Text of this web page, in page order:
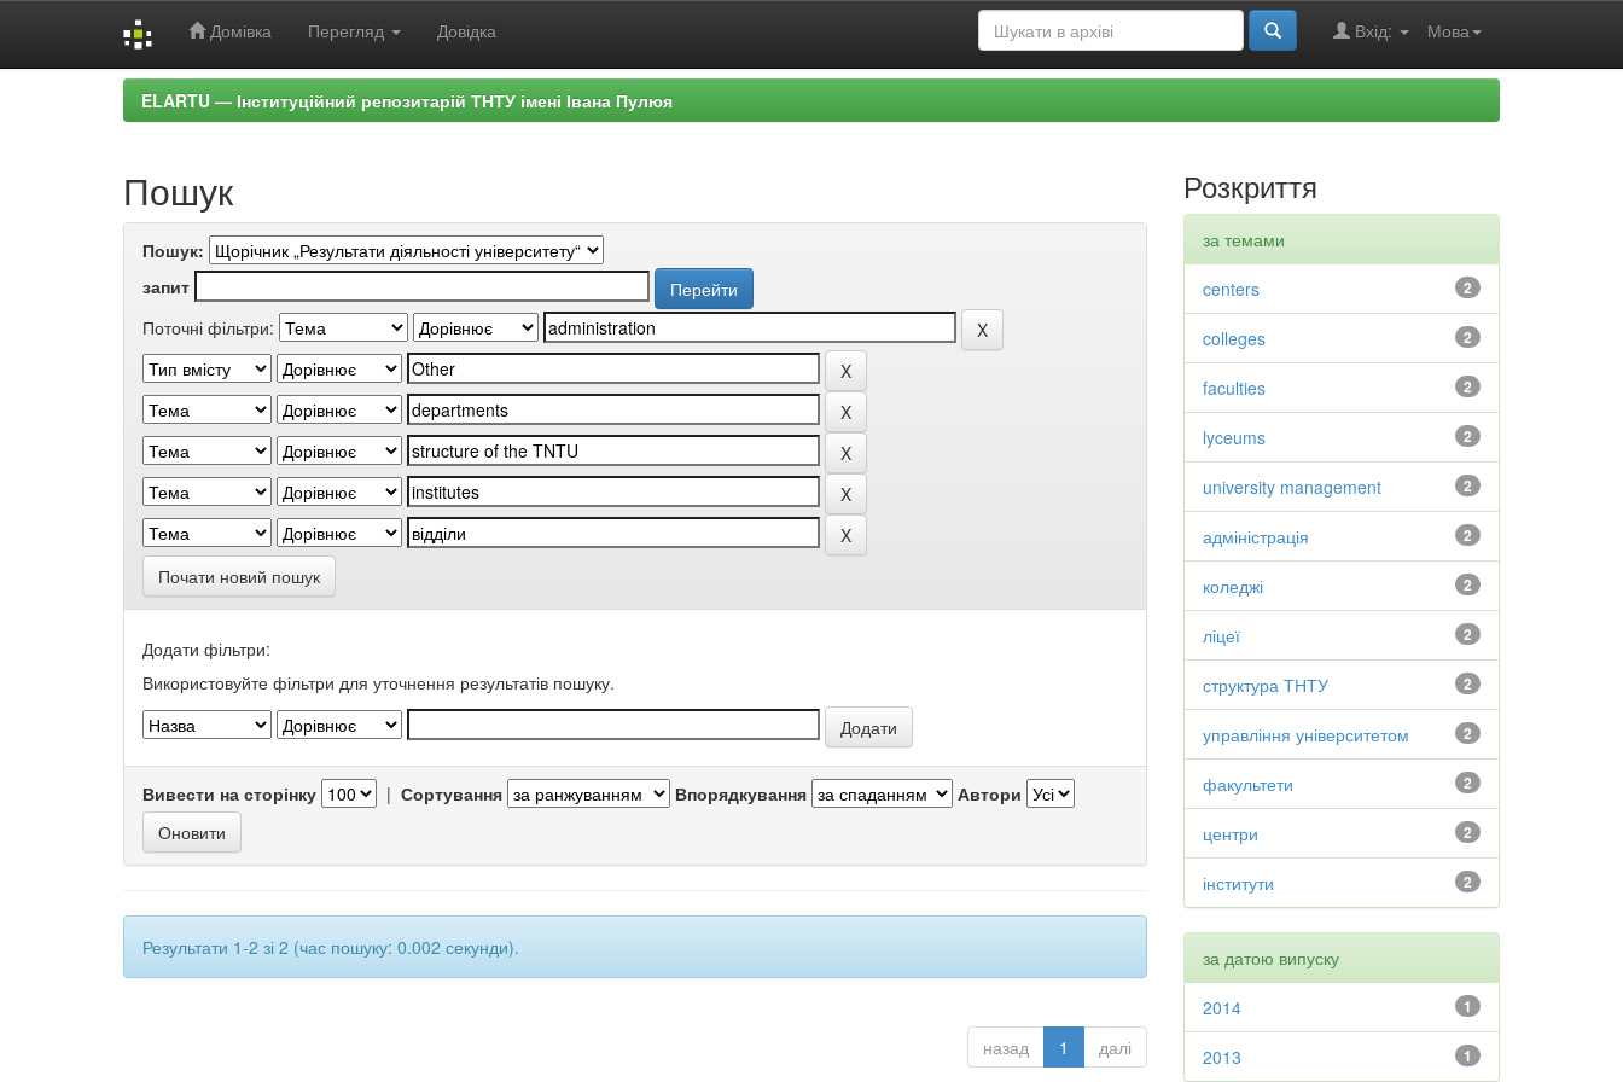
Домівка Перегляд Довідка Мова
Вхід:
ELARTU — Інституційний репозитарій ТНТУ імені Івана Пулюя
Пошук
Пошук:
запит
Поточні фільтри:
Почати новий пошук
Додати фільтри:
Використовуйте фільтри для уточнення результатів пошуку.
Вивести на сторінку | Сортування Впорядкування Автори
Результати 1-2 зі 2 (час пошуку: 0.002 секунди).
назад 1 далі
Розкриття
за темами
2
centers
2
colleges
2
faculties
2
lyceums
2
university management
2
адміністрація
2
коледжі
2
ліцеї
2
структура ТНТУ
2
управління університетом
2
факультети
2
центри
2
інститути
за датою випуску
1
2014
1
2013